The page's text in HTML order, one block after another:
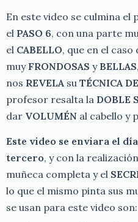
En este video se culmina el
el PASO 6, con una parte
el CABELLO, que en el caso
muyFRONDOSAS y BELLAS
nos REVELA su TÉCNICA
profesor resalta la DOBLE
dar VOLUMÉN al cabello y
Este video se enviara el
tercero, y con la
muñeca completa y el
lo que el mismo pinta sus
se usan para este video son: